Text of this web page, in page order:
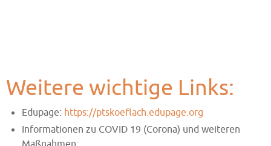
Weitere wichtige Links:
Edupage: https://ptskoeflach.edupage.org
Informationen zu COVID 19 (Corona) und weiteren